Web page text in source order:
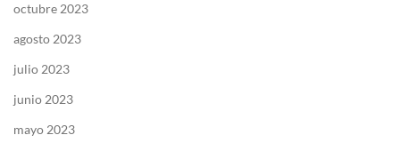
octubre 2023
agosto 2023
julio 2023
junio 2023
mayo 2023